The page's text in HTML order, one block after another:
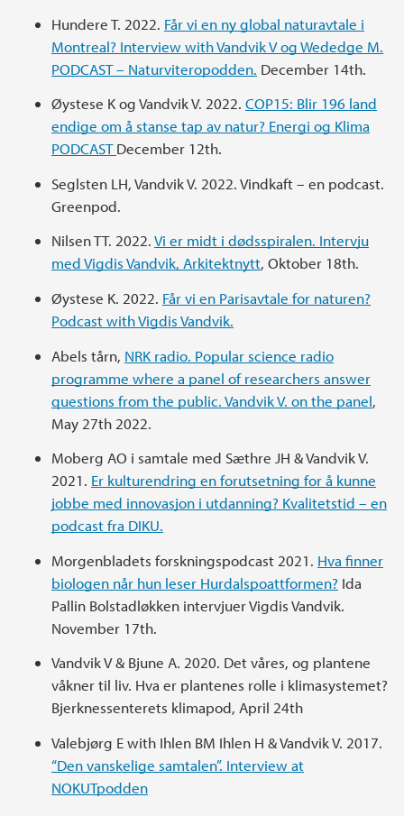
Hundere T. 2022. Får vi en ny global naturavtale i
Montreal? Interview with Vandvik V og Wededge M.
PODCAST – Naturviteropodden. December 14th.
Øystese K og Vandvik V. 2022. COP15: Blir 196 land
endige om å stanse tap av natur? Energi og Klima
PODCASTDecember 12th.
Seglsten LH, Vandvik V. 2022. Vindkaft – en podcast.
Greenpod.
Nilsen TT. 2022.Vi er midt i dødsspiralen. Intervju
med Vigdis Vandvik, Arkitektnytt, Oktober 18th.
Øystese K. 2022. Får vi en Parisavtale for naturen?
Podcast with Vigdis Vandvik.
Abels tårn, NRK radio. Popular science radio
programme where a panel of researchers answer
questions from the public. Vandvik V. on the panel,
May 27th 2022.
Moberg AO i samtale med Sæthre JH & Vandvik V.
2021. Er kulturendring en forutsetning for å kunne
jobbe med innovasjon i utdanning? Kvalitetstid – en
podcast fra DIKU.
Morgenbladets forskningspodcast 2021. Hva finner
biologen når hun leser Hurdalspoattformen? Ida
Pallin Bolstadløkken intervjuer Vigdis Vandvik.
November 17th.
Vandvik V & Bjune A. 2020. Det våres, og plantene
våkner til liv. Hva er plantenes rolle i klimasystemet?
Bjerknessenterets klimapod, April 24th
Valebjørg E with Ihlen BM Ihlen H & Vandvik V. 2017.
“Den vanskelige samtalen”. Interview at
NOKUTpodden